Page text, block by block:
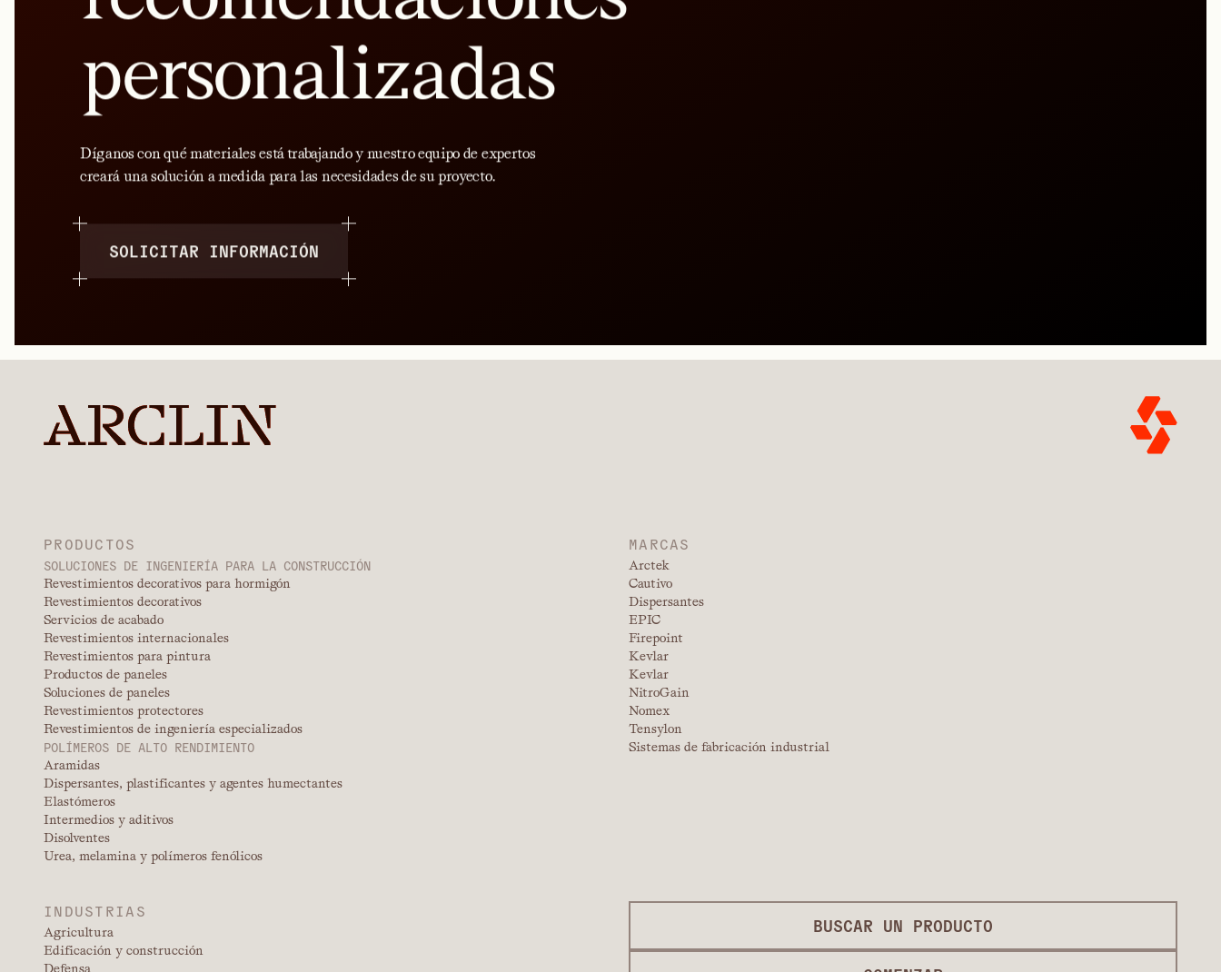
personalizadas
Díganos con qué materiales está trabajando y nuestro equipo de expertos
creará una solución a medida para las necesidades de su proyecto.
SOLICITAR INFORMACIÓN
PRODUCTOS
SOLUCIONES DE INGENIERÍA PARA LA CONSTRUCCIÓN
Revestimientos decorativos para hormigón
Revestimientos decorativos
Servicios de acabado
Revestimientos internacionales
Revestimientos para pintura
Productos de paneles
Soluciones de paneles
Revestimientos protectores
Revestimientos de ingeniería especializados
POLÍMEROS DE ALTO RENDIMIENTO
Aramidas
Dispersantes, plastificantes y agentes humectantes
Elastómeros
Intermedios y aditivos
Disolventes
Urea, melamina y polímeros fenólicos
MARCAS
Arctek
Cautivo
Dispersantes
EPIC
Firepoint
Kevlar
Kevlar
NitroGain
Nomex
Tensylon
Sistemas de fabricación industrial
INDUSTRIAS
Agricultura
Edificación y construcción
Defensa
BUSCAR UN PRODUCTO